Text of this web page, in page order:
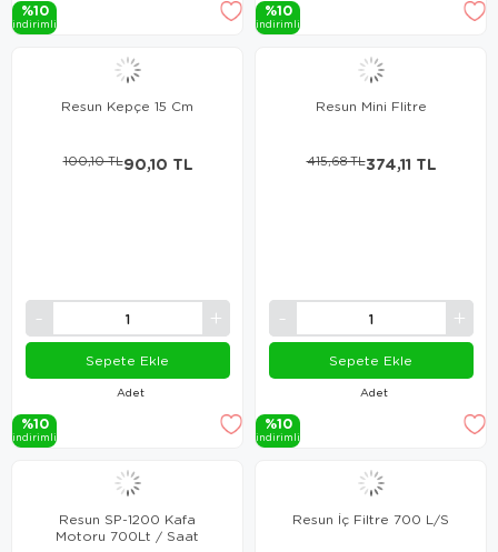
%10
i̇ndi̇ri̇mli̇
%10
i̇ndi̇ri̇mli̇
Resun Kepçe 15 Cm
Adet
90,10 TL
100,10 TL
Sepete Ekle
%10
i̇ndi̇ri̇mli̇
Resun Mini Flitre
Adet
374,11 TL
415,68 TL
Sepete Ekle
%10
i̇ndi̇ri̇mli̇
Resun SP-1200 Kafa
Motoru 700Lt / Saat
Resun İç Filtre 700 L/S